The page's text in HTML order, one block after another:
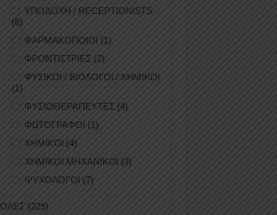
ΥΠΟΔΟΧΗ / RECEPTIONISTS
(6)
ΦΑΡΜΑΚΟΠΟΙΟΙ (1)
ΦΡΟΝΤΙΣΤΡΙΕΣ (2)
ΦΥΣΙΚΟΙ / ΒΙΟΛΟΓΟΙ / ΧΗΜΙΚΟΙ
(1)
ΦΥΣΙΟΘΕΡΑΠΕΥΤΕΣ (4)
ΦΩΤΟΓΡΑΦΟΙ (1)
ΧΗΜΙΚΟΙ (4)
ΧΗΜΙΚΟΙ ΜΗΧΑΝΙΚΟΙ (3)
ΨΥΧΟΛΟΓΟΙ (7)
ΟΛΕΣ (229)